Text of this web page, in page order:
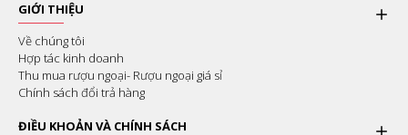
GIỚI THIỆU
Về chúng tôi
Hợp tác kinh doanh
Thu mua rượu ngoại- Rượu ngoại giá sỉ
Chính sách đổi trả hàng
ĐIỀU KHOẢN VÀ CHÍNH SÁCH